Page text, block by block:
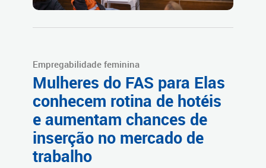
Empregabilidade feminina
Mulheres do FAS para Elas
conhecem rotina de hotéis
e aumentam chances de
inserção no mercado de
trabalho